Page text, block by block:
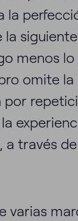
la
la
menos
omite la
a través
varias